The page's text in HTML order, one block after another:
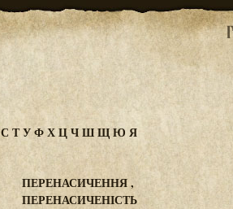
С ТУФХЦЧШЩЮ Я
ПЕРЕНАСИЧЕННЯ ,
ПЕРЕНАСИЧЕНІСТЬ